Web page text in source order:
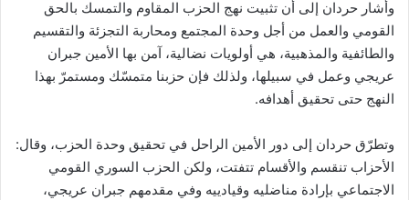
وأشار حردان إلى أن تثبيت نهج الحزب المقاوم والتمسك بالحق
القومي والعمل من أجل وحدة المجتمع ومحاربة التجزئة والتقسيم
والطائفية والمذهبية، هي أولويات نضالية، آمن بها الأمين جبران
عريجي وعمل في سبيلها، ولذلك فإن حزبنا متمسّك ومستمرّ بهذا
النهج حتى تحقيق أهدافه.
وتطرّق حردان إلى دور الأمين الراحل في تحقيق وحدة الحزب، وقال:
الأحزاب تنقسم والأقسام تتفتت، ولكن الحزب السوري القومي
الاجتماعي بإرادة مناضليه وقيادييه وفي مقدمهم جبران عريجي،